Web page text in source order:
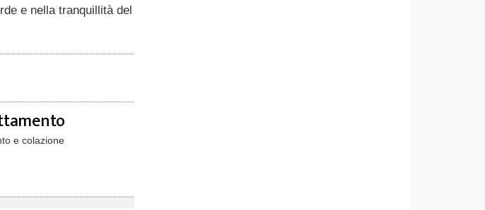
e nella tranquillità del
e colazione